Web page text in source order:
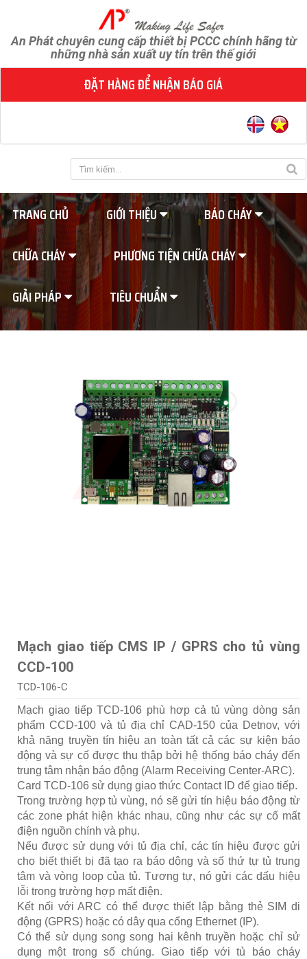
An Phát chuyên cung cấp thiết bị PCCC chính hãng từ
những nhà sản xuất uy tín trên thế giới
ĐẶT HÀNG ĐỂ NHẬN BÁO GIÁ
TRANG CHỦ GIỚI THIỆU
BÁO CHÁY
CHỮA CHÁY
PHƯƠNG TIỆN CHỮA CHÁY
GIẢI PHÁP
TIÊU CHUẨN
Mạch giao tiếp CMS IP / GPRS cho tủ vùng
CCD-100
TCD-106-C
Mạch giao tiếp TCD-106 phù hơp cả tủ vùng dòng sản
phẩm CCD-100 và tủ địa chỉ CAD-150 của Detnov, với
khả năng truyền tín hiệu an toàn tất cả các sự kiện báo
động và sự cố được thu thập bởi hệ thống báo cháy đến
trung tâm nhận báo động (Alarm Receiving Center-ARC).
Card TCD-106 sử dụng giao thức Contact ID để giao tiếp.
Trong trường hợp tủ vùng, nó sẽ gửi tín hiệu báo động từ
các zone phát hiện khác nhau, cũng như các sự cố mất
điện nguồn chính và phụ.
Nếu được sử dụng với tủ địa chỉ, các tín hiệu được gửi
cho biết thiết bị đã tạo ra báo dộng và số thứ tự tủ trung
tâm và vòng loop của tủ. Tương tự, nó gửi các dấu hiệu
lỗi trong trường hợp mất điện.
Kết nối với ARC có thể được thiết lập bằng thẻ SIM di
động (GPRS) hoặc có dây qua cổng Ethernet (IP).
Có thể sử dụng song song hai kênh truyền hoặc chỉ sử
dụng một trong số chúng. Giao tiếp với tủ báo cháy